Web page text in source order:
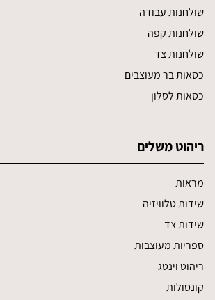
שולחנות עבודה
שולחנות קפה
שולחנות צד
כסאות בר מעוצבים
כסאות לסלון
ריהוט משלים
מראות
שידות טלוויזיה
שידות צד
ספריות מעוצבות
ריהוט וינטג
קונסולות